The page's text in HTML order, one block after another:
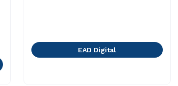
EAD Digital